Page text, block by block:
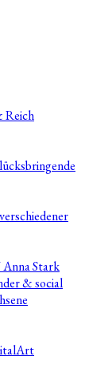
Reich
Stark
& social